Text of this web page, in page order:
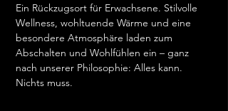
Ein Rückzugsort für Erwachsene. Stilvolle
Wellness, wohltuende Wärme und eine
besondere Atmosphäre laden zum
Abschalten und Wohlfühlen ein – ganz
nach unserer Philosophie: Alles kann.
Nichts muss.